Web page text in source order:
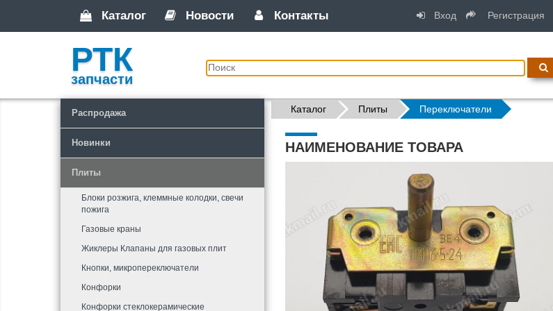
Каталог Новости Контакты Вход Регистрация
РТК
запчасти
Распродажа
Новинки
Плиты
Блоки розжига, клеммные колодки, свечи
пожига
Газовые краны
Жиклеры Клапаны для газовых плит
Кнопки, микропереключатели
Конфорки
Конфорки стеклокерамические
Каталог Плиты Переключатели
НАИМЕНОВАНИЕ ТОВАРА